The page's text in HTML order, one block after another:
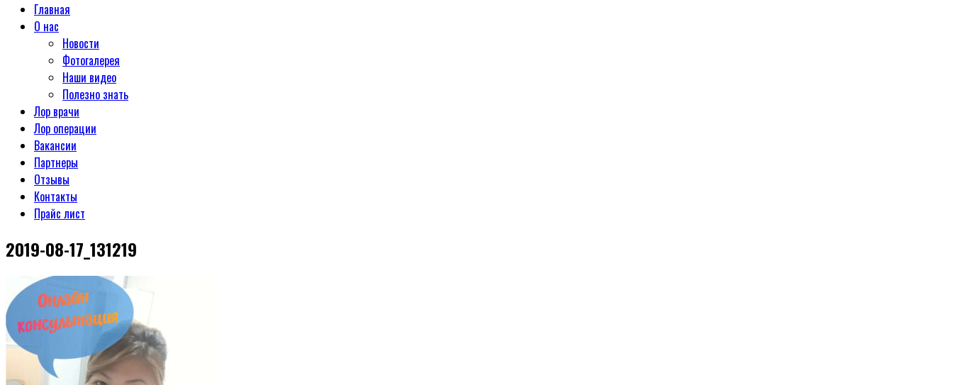
Главная
О нас
Новости
Фотогалерея
Наши видео
Полезно знать
Лор врачи
Лор операции
Вакансии
Партнеры
Отзывы
Контакты
Прайс лист
2019-08-17_131219